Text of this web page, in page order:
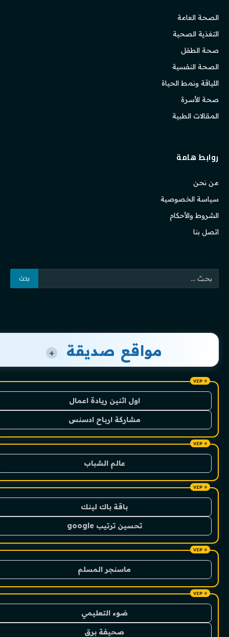
الصحة العامة
التغذية الصحية
صحة الطفل
الصحة النفسية
اللياقة ونمط الحياة
صحة الأسرة
المقالات الطبية
روابط هامة
من نحن
سياسة الخصوصية
الشروط والأحكام
اتصل بنا
مواقع صديقة +
اول اثنين ريادة اعمال
مشاركة ارباح ادسنس
عالم الشباب
باقة باك لينك
تحسين ترتيب google
ماسنجر المسلم
ضوء التعليمي
صحيفة برق